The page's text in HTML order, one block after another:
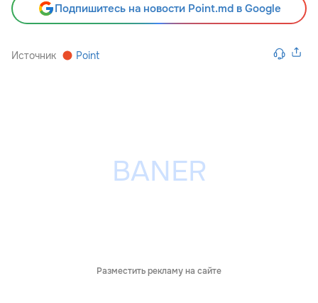
Подпишитесь на новости Point.md в Google
Источник Point
Разместить рекламу на сайте